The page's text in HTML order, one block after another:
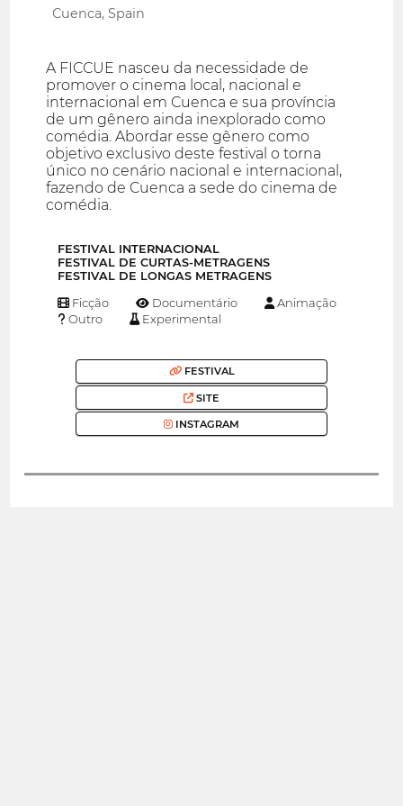
Cuenca, Spain
A FICCUE nasceu da necessidade de
promover o cinema local, nacional e
internacional em Cuenca e sua província
de um gênero ainda inexplorado como
comédia. Abordar esse gênero como
objetivo exclusivo deste festival o torna
único no cenário nacional e internacional,
fazendo de Cuenca a sede do cinema de
comédia.
FESTIVAL INTERNACIONAL
FESTIVAL DE CURTAS-METRAGENS
FESTIVAL DE LONGAS METRAGENS
Ficção Documentário
Animação
Outro
Experimental
FESTIVAL
SITE
INSTAGRAM